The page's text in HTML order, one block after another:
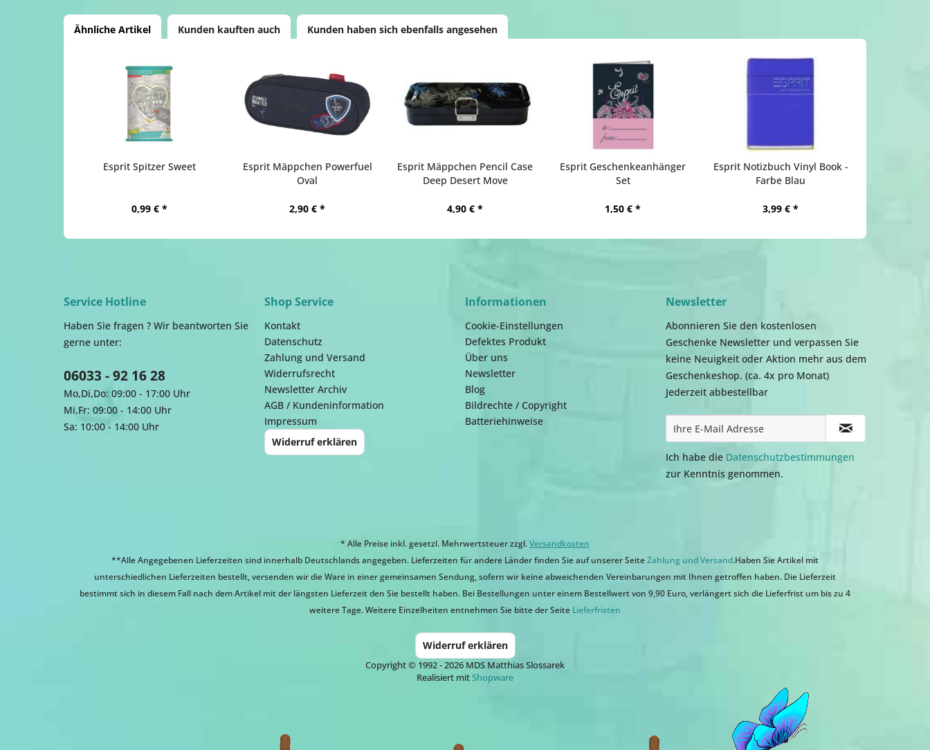
Ähnliche Artikel Kunden kauften auch Kunden haben sich ebenfalls angesehen
Esprit Spitzer Sweet
0,99 € *
Esprit Mäppchen Powerfuel
Oval
2,90 € *
Esprit Mäppchen Pencil Case
Deep Desert Move
4,90 € *
Esprit Geschenkeanhänger
Set
1,50 € *
Esprit Notizbuch Vinyl Book -
Farbe Blau
3,99 € *
Service Hotline
Haben Sie fragen ? Wir beantworten Sie
gerne unter:
06033 - 92 16 28
Mo,Di,Do: 09:00 - 17:00 Uhr
Mi,Fr: 09:00 - 14:00 Uhr
Sa: 10:00 - 14:00 Uhr
Shop Service
Kontakt
Datenschutz
Zahlung und Versand
Widerrufsrecht
Newsletter Archiv
AGB / Kundeninformation
Impressum
Widerruf erklären
Informationen
Cookie-Einstellungen
Defektes Produkt
Über uns
Newsletter
Blog
Bildrechte / Copyright
Batteriehinweise
Newsletter
Abonnieren Sie den kostenlosen
Geschenke Newsletter und verpassen Sie
keine Neuigkeit oder Aktion mehr aus dem
Geschenkeshop. (ca. 4x pro Monat)
Jederzeit abbestellbar
Ich habe die Datenschutzbestimmungen
zur Kenntnis genommen.
* Alle Preise inkl. gesetzl. Mehrwertsteuer zzgl.Versandkosten
**Alle Angegebenen Lieferzeiten sind innerhalb Deutschlands angegeben. Lieferzeiten für andere Länder finden Sie auf unserer SeiteZahlung und Versand.Haben Sie Artikel mit
unterschiedlichen Lieferzeiten bestellt, versenden wir die Ware in einer gemeinsamen Sendung, sofern wir keine abweichenden Vereinbarungen mit Ihnen getroffen haben. Die Lieferzeit
bestimmt sich in diesem Fall nach dem Artikel mit der längsten Lieferzeit den Sie bestellt haben. Bei Bestellungen unter einem Bestellwert von 9,90 Euro, verlängert sich die Lieferfrist um bis zu 4
weitere Tage. Weitere Einzelheiten entnehmen Sie bitte der Seite Lieferfristen
Widerruf erklären
Copyright © 1992 - 2026 MDS Matthias Slossarek
Realisiert mit Shopware